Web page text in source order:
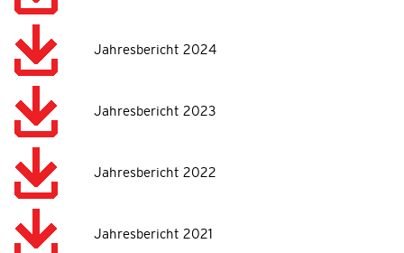
Jahresbericht 2024
Jahresbericht 2023
Jahresbericht 2022
Jahresbericht 2021